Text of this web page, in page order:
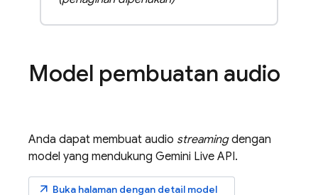
Model pembuatan audio
Anda dapat membuat audio streamingdengan
model yang mendukung Gemini Live API.
arrow_outward Buka halaman dengan detail model